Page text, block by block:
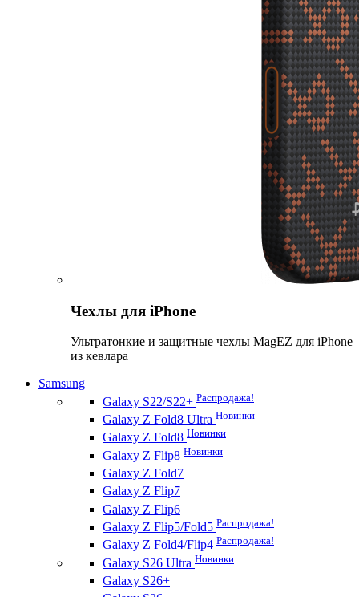
Чехлы для iPhone
Ультратонкие и защитные чехлы MagEZ для iPhone
из кевлара
Samsung
Galaxy S22/S22+ Распродажа!
Galaxy Z Fold8 Ultra Новинки
Galaxy Z Fold8 Новинки
Galaxy Z Flip8 Новинки
Galaxy Z Fold7
Galaxy Z Flip7
Galaxy Z Flip6
Galaxy Z Flip5/Fold5 Распродажа!
Galaxy Z Fold4/Flip4 Распродажа!
Galaxy S26 Ultra Новинки
Galaxy S26+